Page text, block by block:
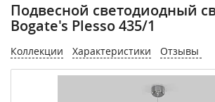
Подвесной светодиодный
Bogate's Plesso 435/1
Коллекции Характеристики Отзывы